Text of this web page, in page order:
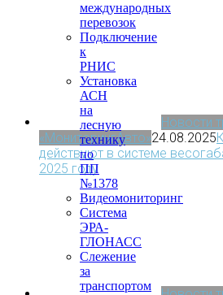
международных
перевозок
Подключение
к
РНИС
Установка
АСН
на
лесную
технику
по
ПП
№1378
Видеомониторинг
Система
ЭРА-
ГЛОНАСС
Слежение
за
транспортом
Новости
«МониторингАвто»24.08.2025
действуют в системе
2025 году